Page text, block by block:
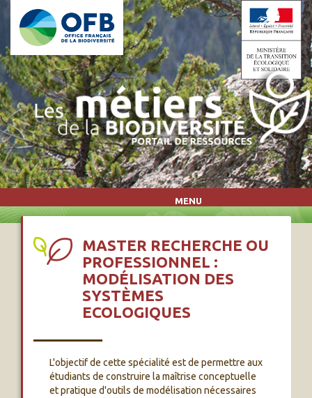
Aller au contenu principal
MENU
MASTER RECHERCHE OU
PROFESSIONNEL :
MODÉLISATION DES
SYSTÈMES
ECOLOGIQUES
L'objectif de cette spécialité est de permettre aux
étudiants de construire la maîtrise conceptuelle
et pratique d'outils de modélisation nécessaires